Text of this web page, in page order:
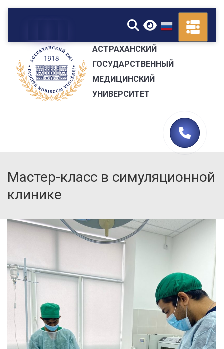
▼
АСТРАХАНСКИЙ
ГОСУДАРСТВЕННЫЙ
МЕДИЦИНСКИЙ
УНИВЕРСИТЕТ
Мастер-класс в симуляционной
клинике